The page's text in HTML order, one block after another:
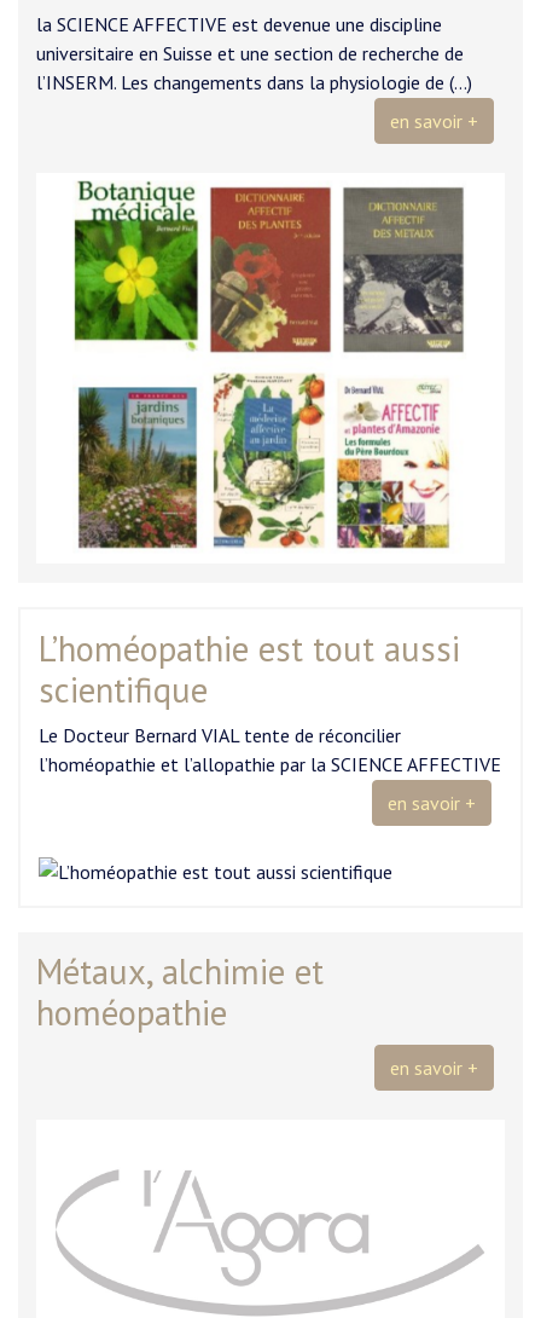
la SCIENCE AFFECTIVE est devenue une discipline
universitaire en Suisse et une section de recherche de
l’INSERM. Les changements dans la physiologie de (…)
en savoir +
L’homéopathie est tout aussi
scientifique
Le Docteur Bernard VIAL tente de réconcilier
l’homéopathie et l’allopathie par la SCIENCE AFFECTIVE
en savoir +
Métaux, alchimie et
homéopathie
en savoir +